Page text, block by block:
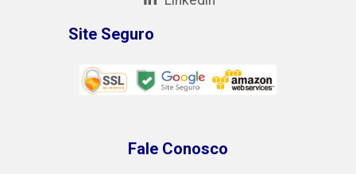
Site Seguro
Fale Conosco